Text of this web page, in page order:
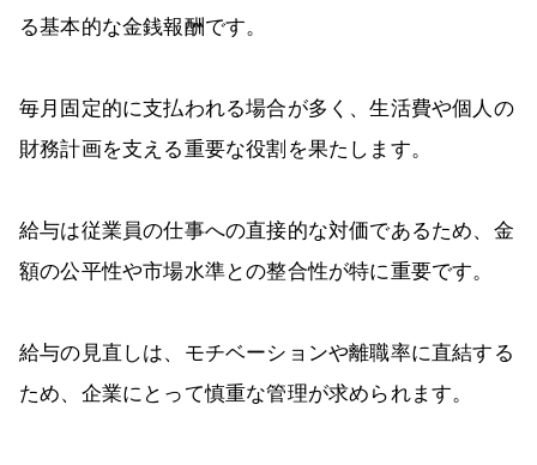
る基本的な金銭報酬です。
毎月固定的に支払われる場合が多く、生活費や個人の
財務計画を支える重要な役割を果たします。
給与は従業員の仕事への直接的な対価であるため、金
額の公平性や市場水準との整合性が特に重要です。
給与の見直しは、モチベーションや離職率に直結する
ため、企業にとって慎重な管理が求められます。